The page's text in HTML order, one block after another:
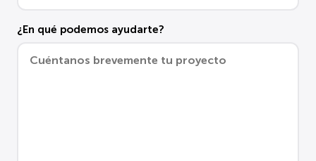
¿En qué podemos ayudarte?